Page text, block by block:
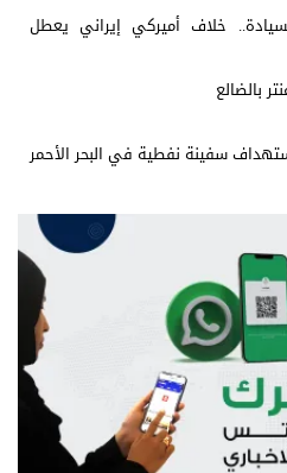
خلاف أميركي إيراني يعطل
بالضالع
سفينة نفطية في البحر الأحمر